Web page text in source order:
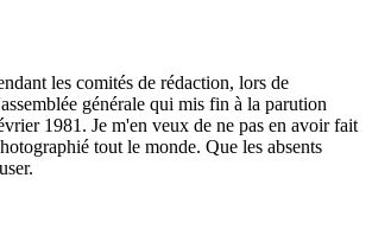
les comités de rédaction, lors de
générale qui mis fin à la parution
1981. Je m'en veux de ne pas en avoir fait
tout le monde. Que les absents